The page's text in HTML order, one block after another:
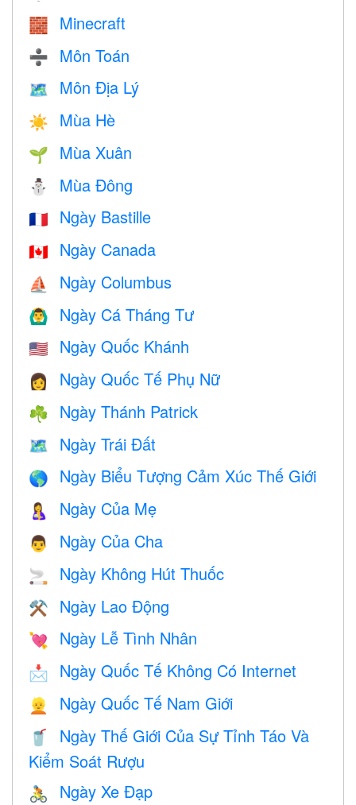
🧱 Minecraft
➗ Môn Toán
🗺 Môn Địa Lý
☀️ Mùa Hè
🌱 Mùa Xuân
⛄ Mùa Đông
🇫🇷 Ngày Bastille
🇨🇦 Ngày Canada
⛵️ Ngày Columbus
🙆‍♂️ Ngày Cá Tháng Tư
🇺🇸 Ngày Quốc Khánh
👩 Ngày Quốc Tế Phụ Nữ
☘️ Ngày Thánh Patrick
🗺️ Ngày Trái Đất
🌎 Ngày Biểu Tượng Cảm Xúc Thế Giới
🤱 Ngày Của Mẹ
👨 Ngày Của Cha
🚬 Ngày Không Hút Thuốc
⚒️ Ngày Lao Động
💘 Ngày Lễ Tình Nhân
📩 Ngày Quốc Tế Không Có Internet
👱 Ngày Quốc Tế Nam Giới
🥤
Ngày Thế Giới Của Sự Tỉnh Táo Và
Kiểm Soát Rượu
🚴 Ngày Xe Đạp